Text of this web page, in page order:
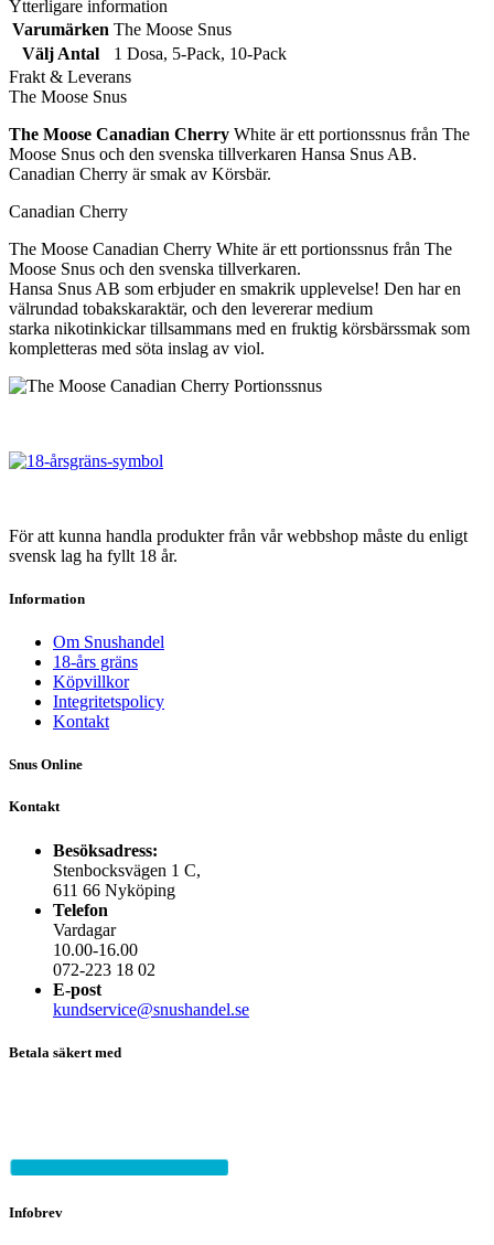
(Datum)
mängd
Mint
Vit
(Datum)
mängd
här
produkten
har
flera
varianter.
De
olika
alternativen
kan
väljas
produktsidan
Ytterligare information
Varumärken The Moose Snus
Välj Antal
1 Dosa, 5-Pack, 10-Pack
Frakt & Leverans
The Moose Snus
The Moose Canadian Cherry White är ett portionssnus från The
Moose Snus och den svenska tillverkaren Hansa Snus AB.
Canadian Cherry är smak av Körsbär.
Canadian Cherry
The Moose Canadian Cherry White är ett portionssnus från The
Moose Snus och den svenska tillverkaren.
Hansa Snus AB som erbjuder en smakrik upplevelse! Den har en
välrundad tobakskaraktär, och den levererar medium
starka nikotinkickar tillsammans med en fruktig körsbärssmak som
kompletteras med söta inslag av viol.
För att kunna handla produkter från vår webbshop måste du enligt
svensk lag ha fyllt 18 år.
Information
Om Snushandel
18-års gräns
Köpvillkor
Integritetspolicy
Kontakt
Snus Online
Kontakt
Besöksadress:
Stenbocksvägen 1 C,
611 66 Nyköping
Telefon
Vardagar
10.00-16.00
072-223 18 02
E-post
kundservice@snushandel.se
Betala säkert med
Infobrev